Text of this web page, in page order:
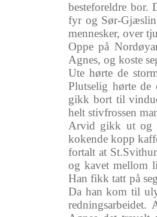
besteforeldre bor.
fyr og Sør-
mennesker, over
Oppe på
Agnes, og koste
Ute hørtede
Plutselig hørtede
gikk bort til
helt stivfrossen
Arvid gikk ut og
kokende kopp
fortalt at
og kavet mellom
Hanfikk tatt på
Da han kom til
redningsarbeidet.